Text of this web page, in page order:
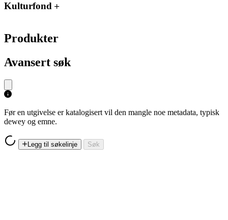
Kulturfond
Produkter
Avansert søk
Før en utgivelse er katalogisert vil den mangle noe metadata, typisk
dewey og emne.
Legg til søkelinje Søk